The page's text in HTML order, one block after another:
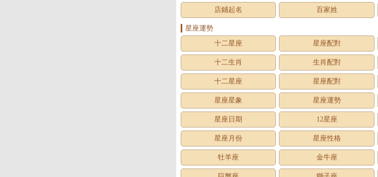
店鋪起名 百家姓
星座運勢
十二星座
星座配對
十二生肖 生肖配對
十二星座 星座配對
星座星象 星座運勢
星座日期 12星座
星座月份 星座性格
牡羊座 金牛座